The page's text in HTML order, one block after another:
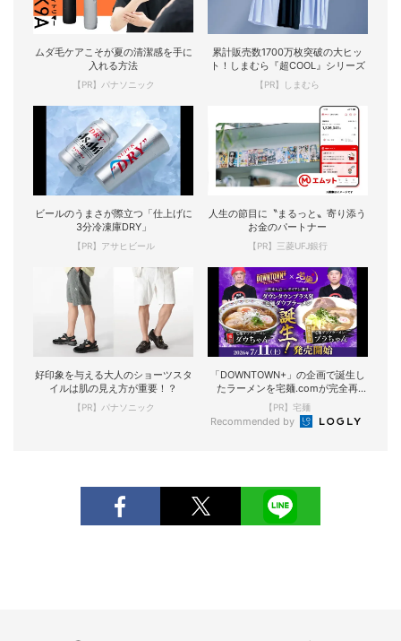
ムダ毛ケアこそが夏の清潔感を手に
入れる方法
【PR】パナソニック
累計販売数1700万枚突破の大ヒッ
ト！しまむら『超COOL』シリーズ
【PR】しまむら
ビールのうまさが際立つ「仕上げに
3分冷凍庫DRY」
【PR】アサヒビール
人生の節目に〝まるっと〟寄り添う
お金のパートナー
【PR】三菱UFJ銀行
好印象を与える大人のショーツスタ
イルは肌の見え方が重要！？
【PR】パナソニック
「DOWNTOWN+」の企画で誕生し
たラーメンを宅麺.comが完全再
現！
【PR】宅麺
Recommended by